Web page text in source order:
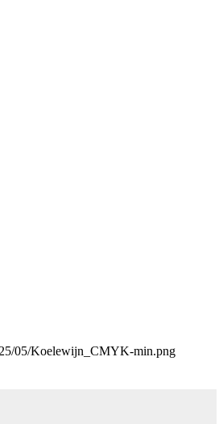
05/Koelewijn_CMYK-min.png